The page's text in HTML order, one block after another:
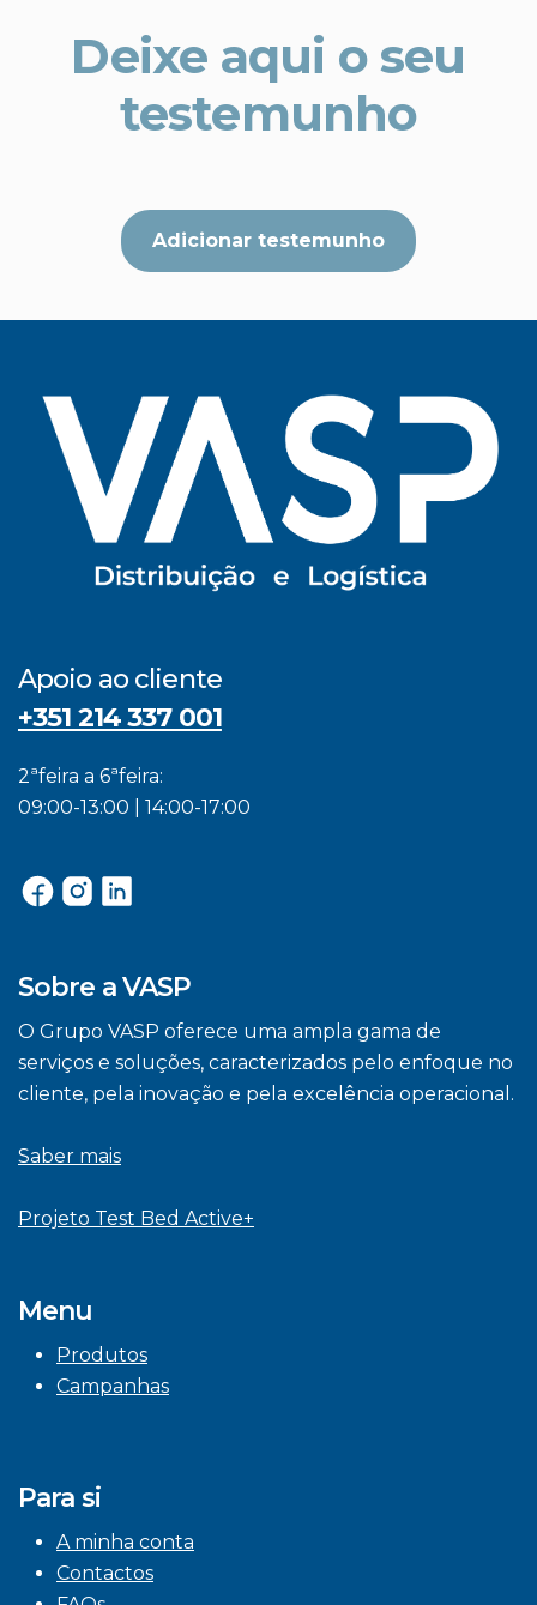
Deixe aqui o seu
testemunho
Adicionar testemunho
Apoio ao cliente
+351 214 337 001
2ªfeira a 6ªfeira:
09:00-13:00 | 14:00-17:00
Sobre a VASP
O Grupo VASP oferece uma ampla gama de
serviços e soluções, caracterizados pelo enfoque no
cliente, pela inovação e pela excelência operacional.
Saber mais
Projeto Test Bed Active+
Menu
Produtos
Campanhas
Para si
A minha conta
Contactos